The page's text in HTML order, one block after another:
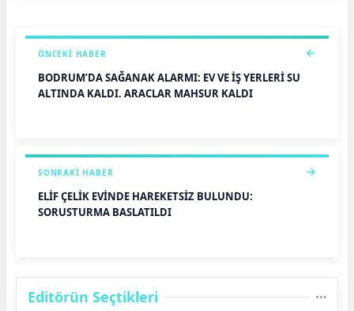
ÖNCEKI HABER
BODRUM’DA SAĞANAK ALARMI: EV VE İŞ YERLERİ SU
ALTINDA KALDI, ARAÇLAR MAHSUR KALDI
SONRAKI HABER
ELİF ÇELİK EVİNDE HAREKETSİZ BULUNDU:
SORUŞTURMA BAŞLATILDI
Editörün Seçtikleri